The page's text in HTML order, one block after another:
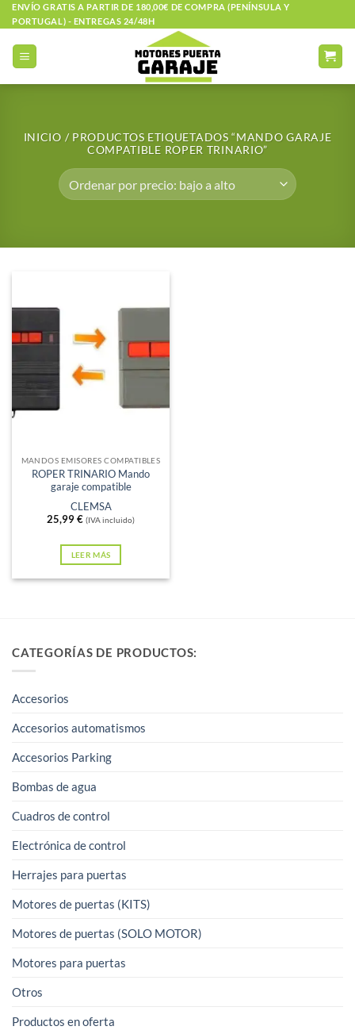
Saltar
al
contenido
ENVÍO GRATIS A PARTIR DE 180,00€ DE COMPRA (PENÍNSULA Y
PORTUGAL) - ENTREGAS 24/48H
INICIO /PRODUCTOS ETIQUETADOS “MANDO GARAJE
COMPATIBLE ROPER TRINARIO”
MANDOS EMISORES COMPATIBLES
ROPER TRINARIO Mando
garaje compatible
CLEMSA
25,99€ (IVA incluido)
LEER MÁS
CATEGORÍAS DE PRODUCTOS:
Accesorios
Accesorios automatismos
Accesorios Parking
Bombas de agua
Cuadros de control
Electrónica de control
Herrajes para puertas
Motores de puertas (KITS)
Motores de puertas (SOLO MOTOR)
Motores para puertas
Otros
Productos en oferta